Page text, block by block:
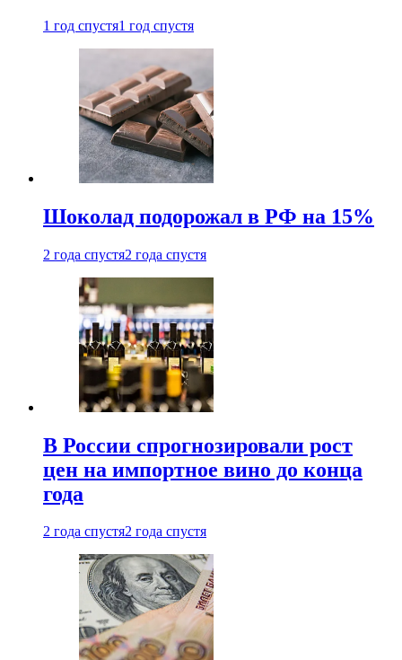
1 год спустя1 год спустя
Шоколад подорожал в РФ на 15%
2 года спустя2 года спустя
В России спрогнозировали рост
цен на импортное вино до конца
года
2 года спустя2 года спустя